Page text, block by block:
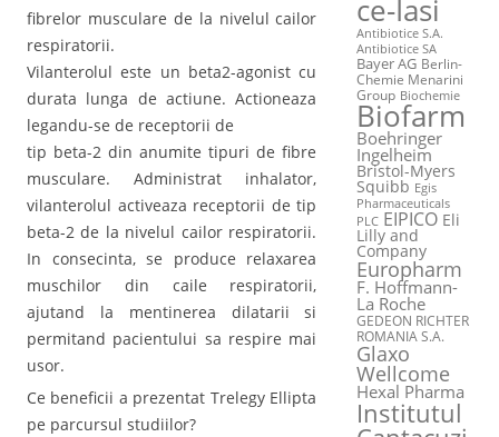
fibrelor musculare de la nivelul cailor
respiratorii.
Vilanterolul este un beta2-agonist cu
durata lunga de actiune. Actioneaza
legandu-se de receptorii de
tip beta-2 din anumite tipuri de fibre
musculare. Administrat inhalator,
vilanterolul activeaza receptorii de tip
beta-2 de la nivelul cailor respiratorii.
In consecinta, se produce relaxarea
muschilor din caile respiratorii,
ajutand la mentinerea dilatarii si
permitand pacientului sa respire mai
usor.
Ce beneficii a prezentat Trelegy Ellipta
pe parcursul studiilor?
ce-Iasi
Antibiotice S.A.
Antibiotice SA
Bayer AG Berlin-
Chemie Menarini
Group Biochemie
Biofarm
Boehringer
Ingelheim
Bristol-Myers
Squibb Egis
Pharmaceuticals
PLC EIPICO Eli
Lilly and
Company
Europharm
F. Hoffmann-
La Roche
GEDEON RICHTER
ROMANIA S.A.
Glaxo
Wellcome
Hexal Pharma
Institutul